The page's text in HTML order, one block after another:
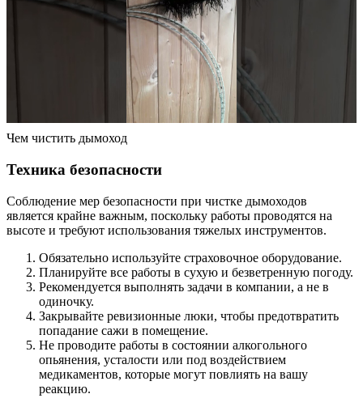
Чем чистить дымоход
Техника безопасности
Соблюдение мер безопасности при чистке дымоходов
является крайне важным, поскольку работы проводятся на
высоте и требуют использования тяжелых инструментов.
Обязательно используйте страховочное оборудование.
Планируйте все работы в сухую и безветренную погоду.
Рекомендуется выполнять задачи в компании, а не в
одиночку.
Закрывайте ревизионные люки, чтобы предотвратить
попадание сажи в помещение.
Не проводите работы в состоянии алкогольного
опьянения, усталости или под воздействием
медикаментов, которые могут повлиять на вашу
реакцию.